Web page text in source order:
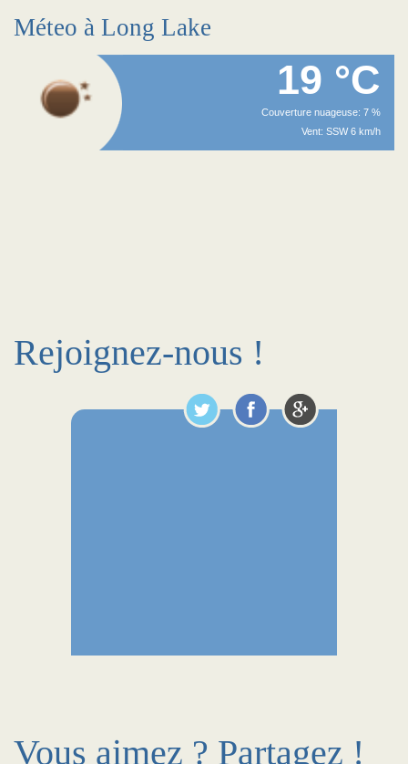
Méteo à Long Lake
19 °C
Couverture nuageuse: 7 %
Vent: SSW 6 km/h
Rejoignez-nous !
Vous aimez ? Partagez !